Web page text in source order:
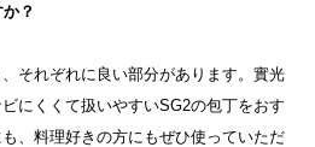
？
それぞれに良い部分があります。實光
にくくて扱いやすいSG2の包丁をおす
、料理好きの方にもぜひ使っていただ